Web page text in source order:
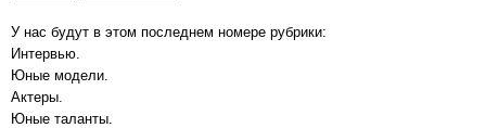
У нас будут в этом последнем номере рубрики:
Интервью.
Юные модели.
Актеры.
Юные таланты.